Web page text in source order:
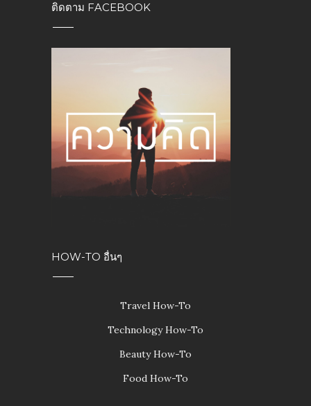
ติดตาม FACEBOOK
HOW-TO อื่นๆ
Travel How-To
Technology How-To
Beauty How-To
Food How-To